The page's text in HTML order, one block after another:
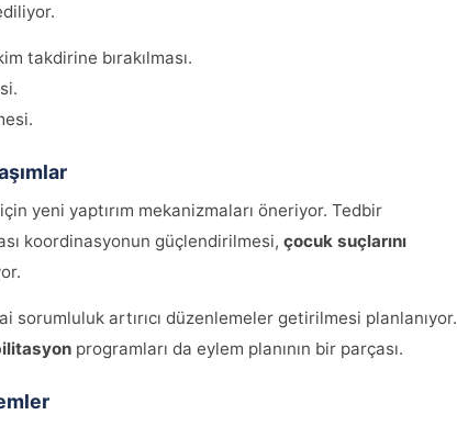
takdirine bırakılması.
yeni yaptırım mekanizmaları öneriyor. Tedbir
koordinasyonun güçlendirilmesi, çocuk suçlarını
artırıcı düzenlemeler getirilmesi planlanıyor.
programları da eylem planının bir parçası.